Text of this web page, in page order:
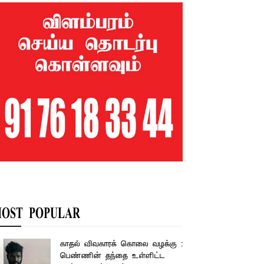
POPULAR
காதல் விவகாரக் கொலை வழக்கு :
பெண்ணின் தந்தை உள்ளிட்ட